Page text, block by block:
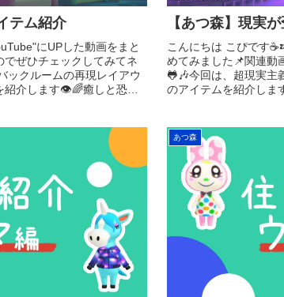
テム紹介
にUPした動画をまと
ぜひチェックしてみてネ
ックルームの再現レイアウ
紹介します👁️🌈癒しと恐怖
【あつ森】現実
こんにちは こぴです
めてみました📌関連動
🐸🎶今回は、超現実主
のアイテムを紹介しま
あつ森